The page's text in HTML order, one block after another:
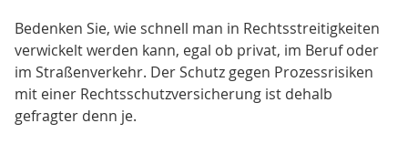
Bedenken Sie, wie schnell man in Rechtsstreitigkeiten
verwickelt werden kann, egal ob privat, im Beruf oder
im Straßenverkehr. Der Schutz gegen Prozessrisiken
mit einer Rechtsschutzversicherung ist dehalb
gefragter denn je.